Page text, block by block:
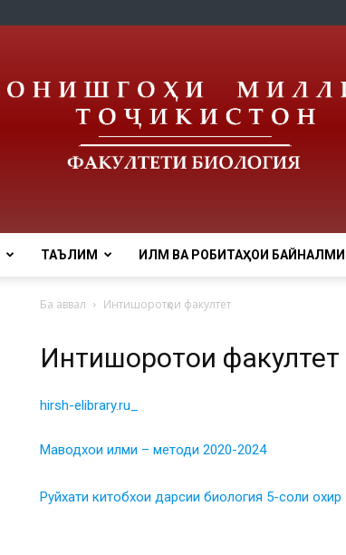
ТАЪЛИМ ИЛМ ВА РОБИТАҲОИ
Ба аввал Интишоротҳои факултет
Интишоротҳои факултет
hirsh-elibrary.ru_
Маводхои илми – методи 2020-2024
Руйхати китобхои дарсии биология 5-соли охир